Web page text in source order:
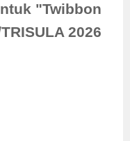
"Twibbon
2026